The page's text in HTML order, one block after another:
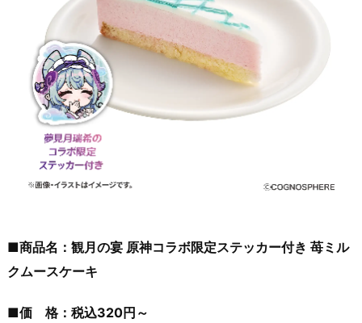
■商品名：観月の宴 原神コラボ限定ステッカー付き 苺ミル
クムースケーキ
■価 格：税込320円～